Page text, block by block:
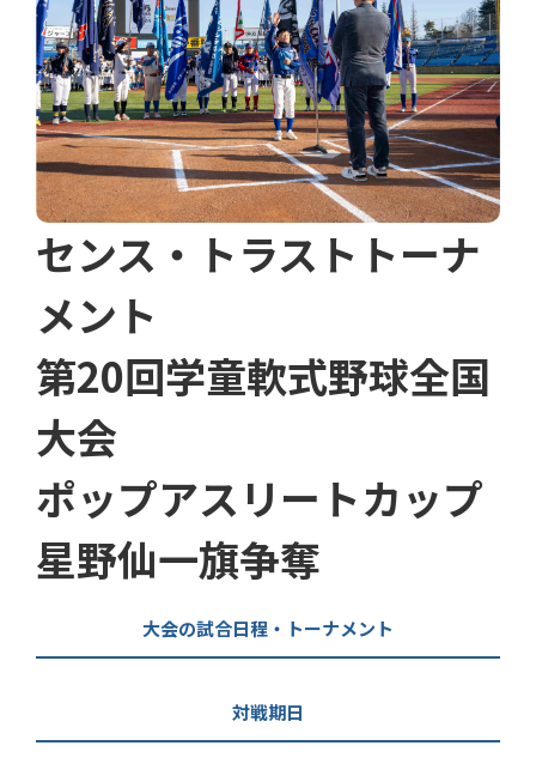
センス・トラストトーナ
メント
第20回学童軟式野球全国
大会
ポップアスリートカップ
星野仙一旗争奪
大会の試合日程・トーナメント
対戦期日